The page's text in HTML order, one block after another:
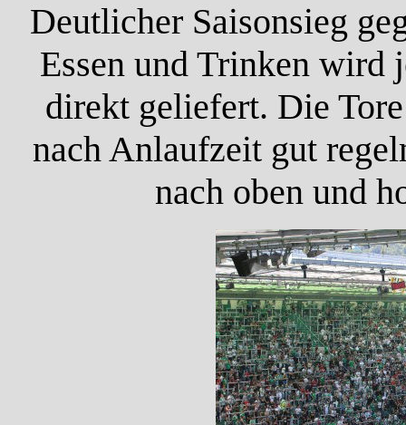
Deutlicher Saisonsieg
Essen und Trinken wird
direkt geliefert. Die
nach Anlaufzeit gut
nach oben und